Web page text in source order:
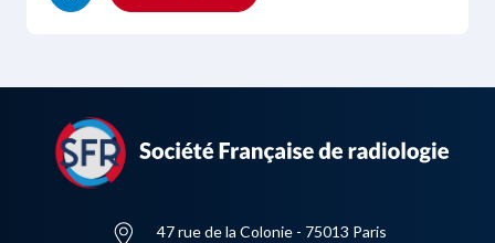
47 rue de la Colonie - 75013 Paris